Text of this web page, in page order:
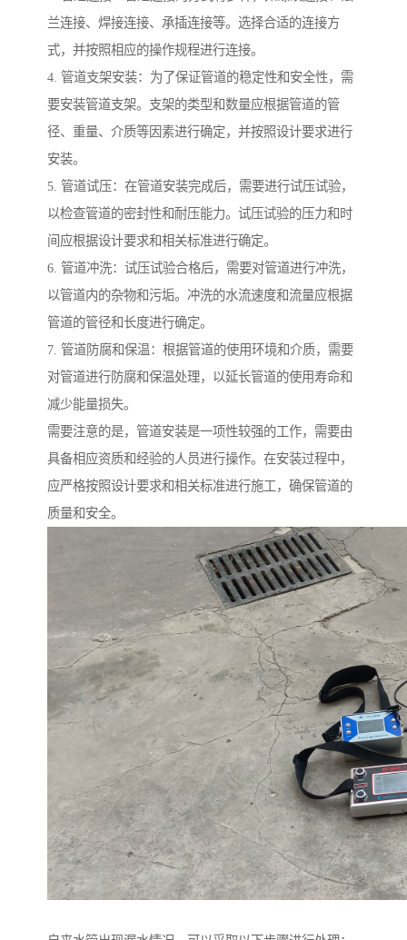
兰连接、焊接连接、承插连接等。选择合适的连接方
式，并按照相应的操作规程进行连接。
4. 管道支架安装：为了保证管道的稳定性和安全性，需
要安装管道支架。支架的类型和数量应根据管道的管
径、重量、介质等因素进行确定，并按照设计要求进行
安装。
5. 管道试压：在管道安装完成后，需要进行试压试验，
以检查管道的密封性和耐压能力。试压试验的压力和时
间应根据设计要求和相关标准进行确定。
6. 管道冲洗：试压试验合格后，需要对管道进行冲洗，
以管道内的杂物和污垢。冲洗的水流速度和流量应根据
管道的管径和长度进行确定。
7. 管道防腐和保温：根据管道的使用环境和介质，需要
对管道进行防腐和保温处理，以延长管道的使用寿命和
减少能量损失。
需要注意的是，管道安装是一项性较强的工作，需要由
具备相应资质和经验的人员进行操作。在安装过程中，
应严格按照设计要求和相关标准进行施工，确保管道的
质量和安全。